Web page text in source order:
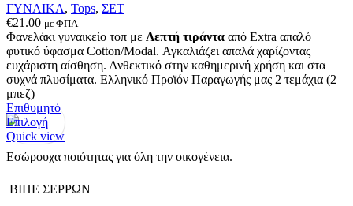
στη
σελίδα
του
προϊόντος
ΓΥΝΑΙΚΑ, Tops, ΣΕΤ
€21.00 με ΦΠΑ
Φανελάκι γυναικείο τοπ με Λεπτή τιράντα από Extra απαλό
φυτικό ύφασμα Cotton/Modal. Αγκαλιάζει απαλά χαρίζοντας
ευχάριστη αίσθηση. Ανθεκτικό στην καθημερινή χρήση και στα
συχνά πλυσίματα. Ελληνικό Προϊόν Παραγωγής μας 2 τεμάχια (2
μπεζ)
Επιθυμητό
ΕπιλογήΑυτό
το
έχει
παραλλαγές.
Quick view
Εσώρουχα ποιότητας για όλη την οικογένεια.
ΒΙΠΕ ΣΕΡΡΩΝ